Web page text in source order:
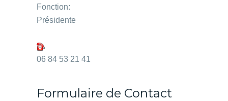
Fonction:
Présidente
06 84 53 21 41
Formulaire de Contact